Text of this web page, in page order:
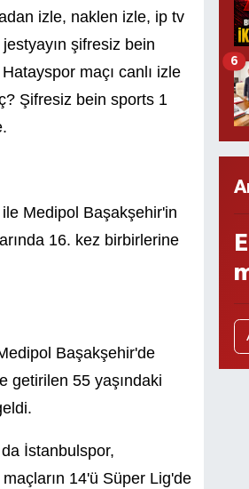
izle, naklen izle, ip tv
şifresiz bein
maçı canlı izle
Şifresiz bein sports 1
Medipol Başakşehir'in
16. kez birbirlerine
Medipol Başakşehir'de
getirilen 55 yaşındaki
İstanbulspor,
14'ü Süper Lig'de
6